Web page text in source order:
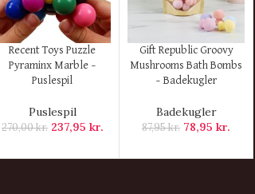
KØB HER
Recent Toys Puzzle
Pyraminx Marble –
Puslespil
Puslespil
270,00kr. 237,95 kr.
KØB HER
Gift Republic Groovy
Mushrooms Bath Bombs
– Badekugler
Badekugler
87,95kr. 78,95kr.